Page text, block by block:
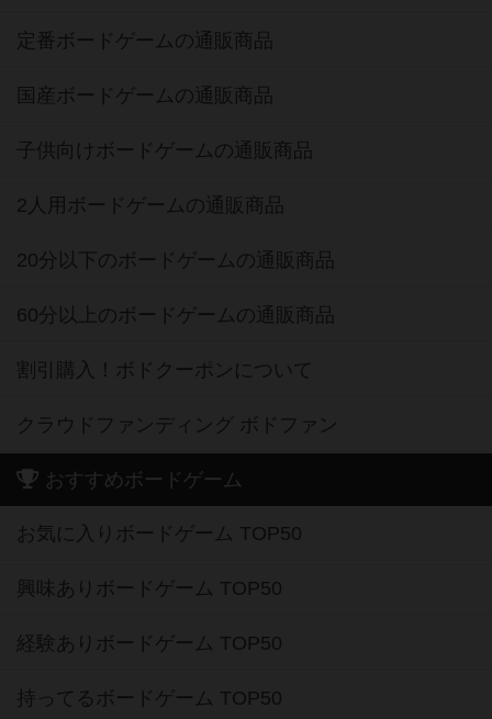
定番ボードゲームの通販商品
国産ボードゲームの通販商品
子供向けボードゲームの通販商品
2人用ボードゲームの通販商品
20分以下のボードゲームの通販商品
60分以上のボードゲームの通販商品
割引購入！ボドクーポンについて
クラウドファンディング ボドファン
おすすめボードゲーム
お気に入りボードゲーム TOP50
興味ありボードゲーム TOP50
経験ありボードゲーム TOP50
持ってるボードゲーム TOP50